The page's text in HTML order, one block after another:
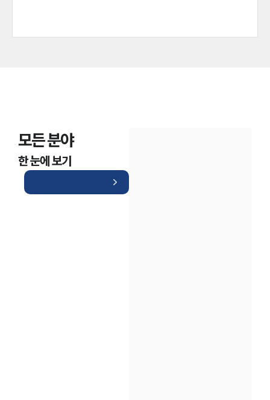
모든 분야
한 눈에 보기